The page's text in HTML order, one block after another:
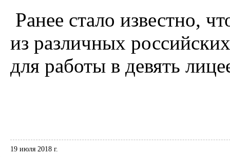
Ранее стало известно,
из различных
для работы в девять
19 июля 2018 г.